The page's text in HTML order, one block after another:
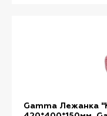
Gamma Лежанка